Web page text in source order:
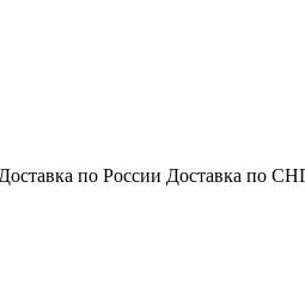
по России Доставка по